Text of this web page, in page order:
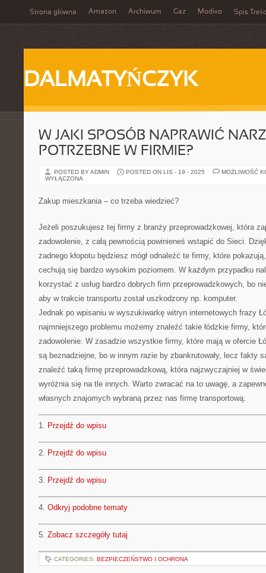
Strona główna Amazon Archiwum Gaz Modivo Spis
DALMATYŃCZYK
W JAKI SPOSÓB NAPRAWIĆ
POTRZEBNE W FIRMIE?
POSTED BY ADMIN POSTED ON LIS - 19 - 2025
MOŻLIWOŚĆ
WYŁĄCZONA
Zakup mieszkania – co trzeba wiedzieć?
Jeżeli poszukujesz tej firmy z branży przeprowadzkowej, która
zadowolenie, z całą pewnością powinieneś wstąpić do Sieci.
żadnego kłopotu będziesz mógł odnaleźć te firmy, które
cechują się bardzo wysokim poziomem. W każdym przypadku
korzystać z usług bardzo dobrych firm przeprowadzkowych, bo
aby w trakcie transportu został uszkodzony np. komputer.
Jednak po wpisaniu w wyszukiwarkę witryn internetowych frazy
najmniejszego problemu możemy znaleźć takie łódzkie firmy,
zadowolenie. W zasadzie wszystkie firmy, które mają w ofercie
są beznadziejne, bo w innym razie by zbankrutowały, lecz fakty
znaleźć taką firmę przeprowadzkową, która najzwyczajniej w
wyróżnia się na tle innych. Warto zwracać na to uwagę, a
własnych znajomych wybraną przez nas firmę transportową.
1. Przejdź do wpisu
2. Przejdź do wpisu
3. Przejdź do wpisu
4. Odkryj podobne tematy
5. Zobacz szczegóły tutaj
CATEGORIES: BEZPIECZEŃSTWO I OCHRONA